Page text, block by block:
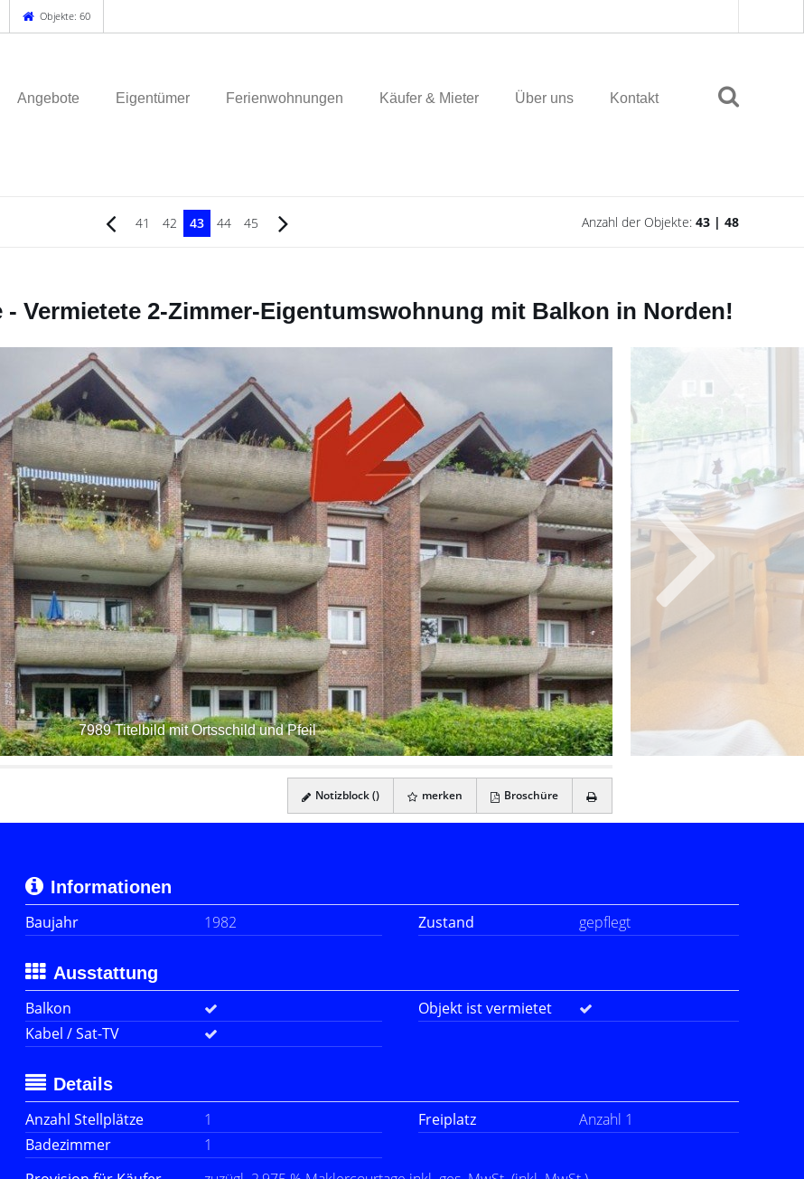
Objekte: 60
Angebote Eigentümer Ferienwohnungen Käufer & Mieter Über uns Kontakt
41 42 43 44 45 Anzahl der Objekte: 43 | 48
Vermietete 2-Zimmer-Eigentumswohnung mit Balkon in Norden!
7989 Titelbild mit Ortsschild und Pfeil
Notizblock () merken Broschüre
Informationen
Baujahr
1982 Zustand gepflegt
Ausstattung
Balkon
Objekt ist vermietet
Kabel / Sat-TV
Details
Anzahl Stellplätze
1 Freiplatz
Anzahl 1
Badezimmer
1